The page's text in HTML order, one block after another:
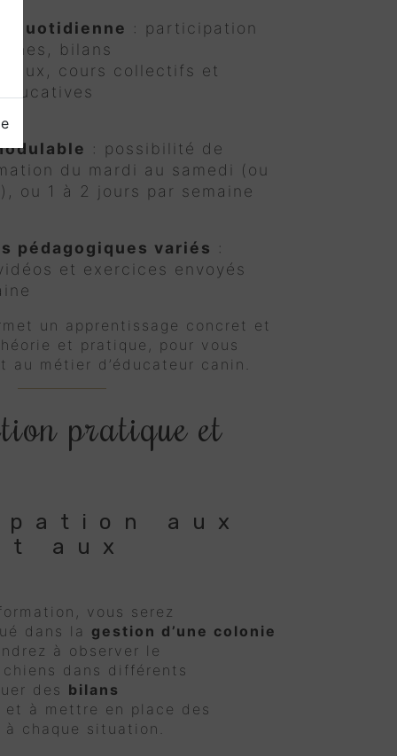
quotidienne : participation
bilans
cours collectifs et
: possibilité de
du mardi au samedi (ou
ou 1 à 2 jours par semaine
pédagogiques variés :
et exercices envoyés
un apprentissage concret et
et pratique, pour vous
au métier d’éducateur canin.
pratique et
aux
aux
vous serez
dans la gestion d’une colonie
à observer le
dans différents
des bilans
et à mettre en place des
chaque situation.